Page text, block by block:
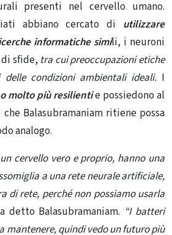
presenti nel cervello umano.
abbiano cercato di utilizzare
informatiche simili, i neuroni
sfide, tra cui preoccupazioni etiche
condizioni ambientali ideali.I
o molto più resilientie possiedono al
Balasubramaniam ritiene possa
analogo.
cervello vero e proprio, hanno una
a una rete neurale artificiale,
di rete, perché non possiamo usarla
detto Balasubramaniam. “I batteri
mantenere, quindi vedo un futuro più